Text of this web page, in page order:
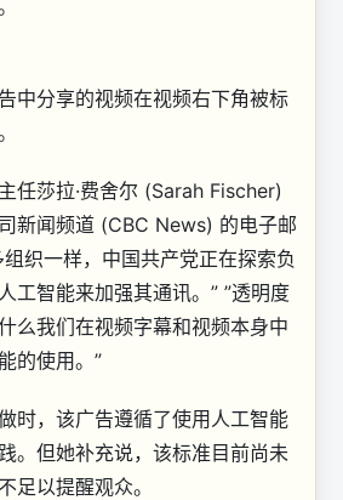
中分享的视频在视频右下角被标
任莎拉·费舍尔 (Sarah Fischer)
新闻频道 (CBC News) 的电子邮
织一样，中国共产党正在探索负
工智能来加强其通讯。” ”透明度
么我们在视频字幕和视频本身中
的使用。”
时，该广告遵循了使用人工智能
。但她补充说，该标准目前尚未
足以提醒观众。